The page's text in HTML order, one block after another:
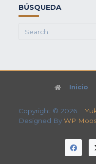
BÚSQUEDA
Search
Inicio
Copyright © 2026
Designed By WP